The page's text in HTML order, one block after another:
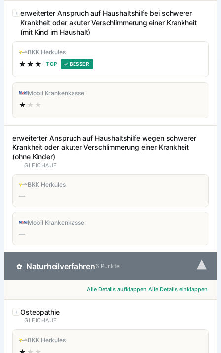
erweiterter Anspruch auf Haushaltshilfe bei schwerer
Krankheit oder akuter Verschlimmerung einer Krankheit
(mit Kind im Haushalt)
BKK Herkules
★★★ TOP ✓ BESSER
Mobil Krankenkasse
★ ★★
erweiterter Anspruch auf Haushaltshilfe wegen schwerer
Krankheit oder akuter Verschlimmerung einer Krankheit
(ohne Kinder)
GLEICHAUF
BKK Herkules
—
Mobil Krankenkasse
—
✿ Naturheilverfahren6 Punkte ▾
Alle Details aufklappen Alle Details einklappen
Osteopathie
GLEICHAUF
BKK Herkules